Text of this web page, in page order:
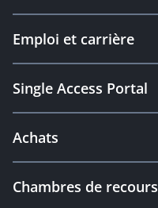
Emploi et carrière
Single Access Portal
Achats
Chambres de recours